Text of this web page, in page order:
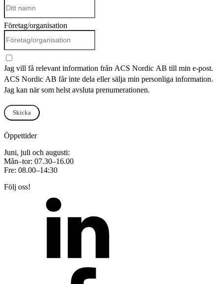
Företag/organisation
Jag vill få relevant information från ACS Nordic AB till min e-post.
ACS Nordic AB får inte dela eller sälja min personliga information.
Jag kan när som helst avsluta prenumerationen.
Skicka
Öppettider
Juni, juli och augusti:
Mån–tor: 07.30–16.00
Fre: 08.00–14:30
Följ oss!